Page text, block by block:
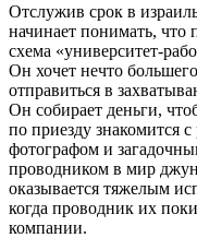
Отслужив срок в
начинает понимать, что
схема «университет-
Он хочет нечто
отправиться в
Он собирает деньги,
по приезду знакомится
фотографом и
проводником в мир
оказывается тяжелым
когда проводник их
компании.